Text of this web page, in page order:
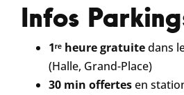
Infos
1ʳᵉ heure gratuitedans
(Halle, Grand-Place)
30 min offertesen